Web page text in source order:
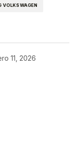
VOLKSWAGEN
11, 2026